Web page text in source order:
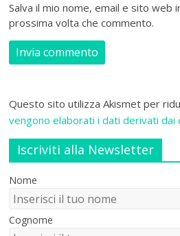
Salva il mio nome, email e sito
prossima volta che commento.
Questo sito utilizza Akismet per
vengono elaborati i dati derivati dai
Iscriviti alla Newsletter
Nome
Cognome